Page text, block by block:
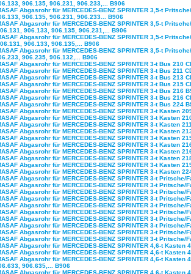
906.135, 906.231, 906.233,... B906
Abgasrohr für MERCEDES-BENZ SPRINTER 3,5-t
906.135, 906.231, 906.233... B906
Abgasrohr für MERCEDES-BENZ SPRINTER 3,5-t
906.133, 906.135, 906.231,... B906
Abgasrohr für MERCEDES-BENZ SPRINTER 3,5-t
906.133, 906.135,... B906
Abgasrohr für MERCEDES-BENZ SPRINTER 3,5-t
906.235, 906.132,... B906
Abgasrohr für MERCEDES-BENZ SPRINTER 3-t Bus 210
Abgasrohr für MERCEDES-BENZ SPRINTER 3-t Bus 211
Abgasrohr für MERCEDES-BENZ SPRINTER 3-t Bus 213
Abgasrohr für MERCEDES-BENZ SPRINTER 3-t Bus 215
Abgasrohr für MERCEDES-BENZ SPRINTER 3-t Bus 216
Abgasrohr für MERCEDES-BENZ SPRINTER 3-t Bus 216
Abgasrohr für MERCEDES-BENZ SPRINTER 3-t Bus 224
Abgasrohr für MERCEDES-BENZ SPRINTER 3-t Kasten
Abgasrohr für MERCEDES-BENZ SPRINTER 3-t Kasten
Abgasrohr für MERCEDES-BENZ SPRINTER 3-t Kasten
Abgasrohr für MERCEDES-BENZ SPRINTER 3-t Kasten
Abgasrohr für MERCEDES-BENZ SPRINTER 3-t Kasten
Abgasrohr für MERCEDES-BENZ SPRINTER 3-t Kasten
Abgasrohr für MERCEDES-BENZ SPRINTER 3-t Kasten
Abgasrohr für MERCEDES-BENZ SPRINTER 3-t Kasten
Abgasrohr für MERCEDES-BENZ SPRINTER 3-t Kasten
Abgasrohr für MERCEDES-BENZ SPRINTER 3-t Kasten
Abgasrohr für MERCEDES-BENZ SPRINTER 3-t Pritsche/
Abgasrohr für MERCEDES-BENZ SPRINTER 3-t Pritsche/
Abgasrohr für MERCEDES-BENZ SPRINTER 3-t Pritsche/
Abgasrohr für MERCEDES-BENZ SPRINTER 3-t Pritsche/
Abgasrohr für MERCEDES-BENZ SPRINTER 3-t Pritsche/
Abgasrohr für MERCEDES-BENZ SPRINTER 3-t Pritsche/
Abgasrohr für MERCEDES-BENZ SPRINTER 3-t Pritsche/
Abgasrohr für MERCEDES-BENZ SPRINTER 3-t Pritsche/
Abgasrohr für MERCEDES-BENZ SPRINTER 3-t Pritsche/
Abgasrohr für MERCEDES-BENZ SPRINTER 3-t Pritsche/
Abgasrohr für MERCEDES-BENZ SPRINTER 4,6-t Kasten
Abgasrohr für MERCEDES-BENZ SPRINTER 4,6-t Kasten
Abgasrohr für MERCEDES-BENZ SPRINTER 4,6-t Kasten
906.635,... B906
Abgasrohr für MERCEDES-BENZ SPRINTER 4,6-t Kasten